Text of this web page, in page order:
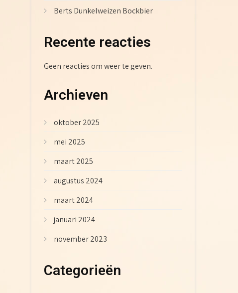
Berts Dunkelweizen Bockbier
Recente reacties
Geen reacties om weer te geven.
Archieven
oktober 2025
mei 2025
maart 2025
augustus 2024
maart 2024
januari 2024
november 2023
Categorieën